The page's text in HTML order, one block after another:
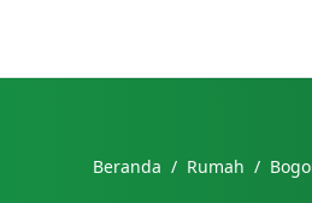
Beranda / Rumah /